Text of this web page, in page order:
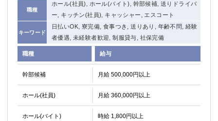
職種
ホール(社員), ホール(バイト), 幹部候補, 送りドライバ
ー, キッチン(社員), キャッシャー, エスコート
キーワード
日払いOK, 寮完備, 食事つき, 送りあり, 年齢不問, 経験
者優遇, 未経験者歓迎, 制服貸与, 社保完備
職種 給与
幹部候補 月給 500,000円以上
ホール(社員) 月給 360,000円以上
ホール(バイト) 時給 1,800円以上
ひばりヶ丘（北口）
学芸大学
吉祥寺（南口／公園口） 小作・羽村・福生エリア
自由が丘
吉祥寺（北口／東口）
錦糸町南口
下北沢・経堂
金町（北口）
成増駅徒歩3分の好立地！①JR埼京線「赤羽駅」から徒歩2分 ②東
三軒茶屋（南口）
①歌舞伎町 ②新宿 ③新宿三丁目 ④西
①歌舞伎町 ②新宿 ③西部新宿 ③東新宿
蒲田(西口)
清瀬（南口）